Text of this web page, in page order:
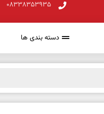
08338353935
دسته بندی ها